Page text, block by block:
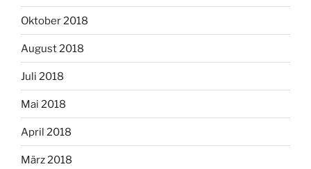
Oktober 2018
August 2018
Juli 2018
Mai 2018
April 2018
März 2018